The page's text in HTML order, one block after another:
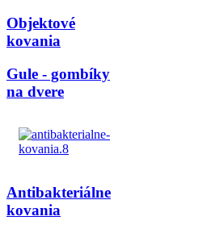
Objektové
kovania
Gule - gombíky
na dvere
Antibakteriálne
kovania